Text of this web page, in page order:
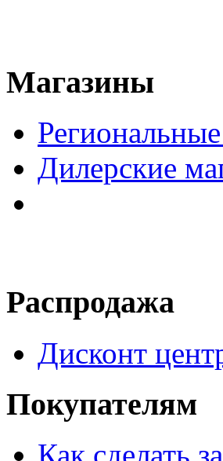
Магазины
Дилерские
Распродажа
Дисконт
Покупателям